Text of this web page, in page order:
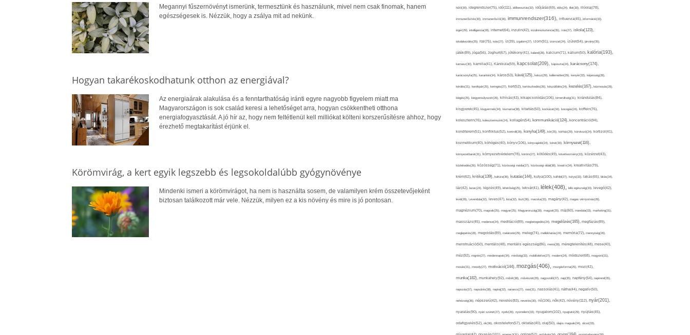
Megannyi fűszernövényt ismerünk, termesztünk és használunk, mivel nem csak finomak, hanem
egészségesek is. Nézzük, hogy a zsálya mit ad nekünk.
Hogyan takarékoskodhatunk otthon az energiával?
Az energiaárak alakulása és a fenntarthatóság iránti egyre nagyobb figyelem miatt ma
Magyarországon is sok család keresi a lehetőséget arra, hogyan csökkentheti otthona
energiafogyasztását. A jó hír az, hogy nem feltétlenül kell milliókat költeni korszerűsítésre ahhoz, hogy
érezhető megtakarítást érjünk el.
Körömvirág, a kert egyik legszebb és legsokoldalúbb gyógynövénye
Mindenki ismeri a körömvirágot, ha nem is használta sosem, de valamilyen krém összetevőjeként
biztosan találkozott már vele. Nézzük, milyen ez a kis növény és mire is jó pontosan.
hűtő(30), idegrendszer(75), idő(111), időbeosztás(32), időjárás(69), idős(24), illat(30), illóolaj(78),
immunerősítés(30), immunerősítő(36), immunrendszer(316), influenza(45), információ(33),
inger(29), intelligencia(28), internet(64), inzulin(42), inzulinrezisztencia(35), írás(27), iskola(123),
iskolakezdés(25), ital(75), ivás(27), íz(39), izgalom(27), izom(91), izomzat(24), ízület(54), járvány(35),
játék(89), jóga(56), Joghurt(67), jótékony(41), kaland(28), kalcium(71), kálium(50), kalória(193),
kamasz(30), kamilla(41), Kánikula(59), kapcsolat(209), káposzta(24), karácsony(174),
karácsonyfa(25), karantén(34), káros(53), kávé(125), keksz(29), kellemetlen(29), kenyér(32), képesség(28),
kérdés(31), kerékpár(25), keringés(27), kert(52), kertészkedés(26), készülődés(24), kezelés(167), kézmosás(28),
kiégés(25), kiegyensúlyozott(26), kihívás(43), kikapcsolódás(106), kimerültség(31), kirándulás(84),
kisgyerek(45), kisgyermek(34), kismama(38), kitartás(50), kockázat(34), kocogás(24), koffein(76),
koleszterin(76), koleszterinszint(24), kollagén(54), kommunikáció(124), koncentráció(94),
konditerem(51), konfliktus(52), kontroll(28), konyha(149), kór(25), kórház(29), kórokozó(24), kortizol(41),
kozmetikum(40), köhögés(40), könyv(106), könyvajánló(24), köret(30), környezet(116),
környezetbarát(31), környezetvédelem(78), köröm(27), kötődés(49), következmény(33), közérzet(43),
közlekedés(26), közösség(71), közösségi média(27), közösségi oldal(38), kreatív(34), kreativitás(79),
krém(62), kritika(139), kultúra(36), kutatás(144), kutya(100), külföld(27), kütyü(33), lakás(65), látás(34),
láz(42), lazac(24), légzés(49), lehetőség(25), lekvár(41), lélek(408), lelki egészség(33), levegő(42),
levél(28), Levendula(32), leves(47), lista(32), liszt(36), macska(33), magány(42), magas vérnyomás(28),
magnézium(70), magvak(25), magyar(25), Magyarország(28), magzat(25), máj(60), mandula(33), marketing(31),
masszázs(45), medence(24), meditáció(89), megbetegedés(24), megelőzés(165), megfázás(89),
meglepetés(28), megoldás(89), melatonin(29), meleg(74), mellékhatás(24), memória(72), mennyiség(26),
menstruáció(50), mentális(48), mentális egészség(86), menü(28), méregtelenítés(48), mese(40),
méz(92), migrén(27), mindennapok(34), minőség(33), mobiltelefon(27), modern(24), módszer(68), mogyoró(31),
mosás(31), mosoly(27), motiváció(144), mozgás(406), mozgásforma(25), mozi(42),
munka(182), munkahely(92), műtét(38), művészet(29), nagyszülő(27), nap(35), napfény(54), napirend(35),
napozás(37), napsütés(38), naptej(32), narancs(27), nasi(31), nassolás(41), nátha(44), negatív(50),
nehézség(36), népszerű(42), nevelés(83), nevetés(30), nő(106), nők(42), növény(112), nyár(201),
nyaralás(90), nyári szünet(27), nyelv(26), nyomelem(33), nyugalom(102), nyugtató(29), nyújtás(45),
odafigyelés(52), ok(36), okostelefon(57), oktatás(40), olaj(50), olajos magvak(34), olcsó(33),